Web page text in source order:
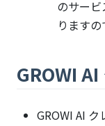
のサー
りますの
GROWI
GROWI AI